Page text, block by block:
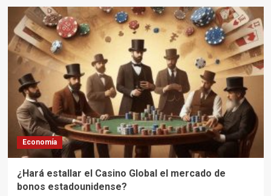
El
Papa
Francisco
ha
muerto
Economía
¿Hará estallar el Casino Global el mercado de
bonos estadounidense?